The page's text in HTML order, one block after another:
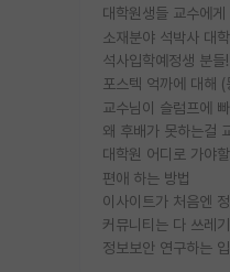
소재분야 석박사 대
교수님이 슬럼프에
대학원 어디로 가야
편애 하는 방법
이사이트가 처음엔
커뮤니티는 다 쓰레기